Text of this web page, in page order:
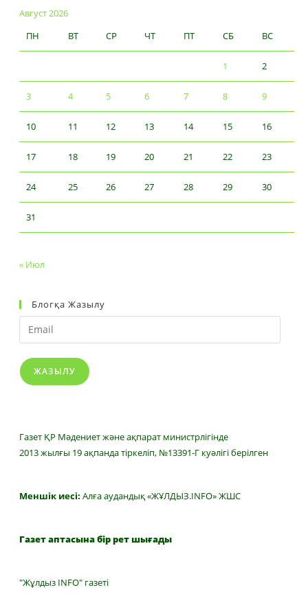
Август 2026
ПН
ВТ СР ЧТ ПТ СБ ВС
1 2
3 4 5 6 7 8 9
10 11 12 13 14 15 16
17 18 19 20 21 22 23
24 25 26 27 28 29 30
31
« Июл
Блогқа Жазылу
Email
ЖАЗЫЛУ
Газет ҚР Мәдениет және ақпарат министрлігінде
2013 жылғы 19 ақпанда тіркеліп, №13391-Г куәлігі берілген
Меншік иесі: Алға аудандық «ЖҰЛДЫЗ.INFO» ЖШС
Газет аптасына бір рет шығады
"Жұлдыз INFO" газеті